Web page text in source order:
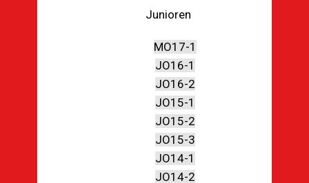
Junioren
MO17-1
JO16-1
JO16-2
JO15-1
JO15-2
JO15-3
JO14-1
JO14-2